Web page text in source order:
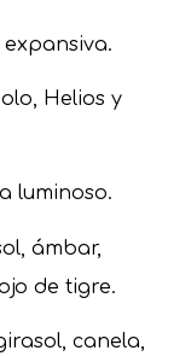
Helios y
luminoso.
ámbar,
de tigre.
canela,